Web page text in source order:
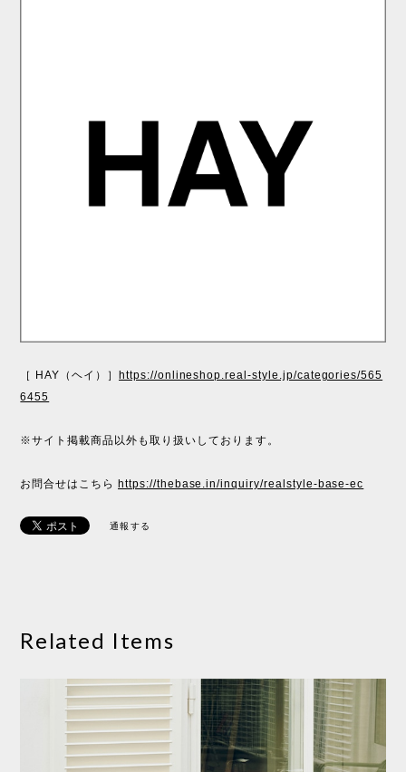
［ HAY（ヘイ）］ https://onlineshop.real-style.jp/categories/565
6455
※サイト掲載商品以外も取り扱いしております。
お問合せはこちらhttps://thebase.in/inquiry/realstyle-base-ec
通報する
Related Items